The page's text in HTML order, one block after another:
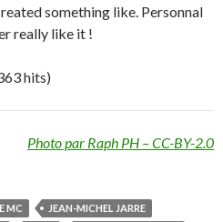
something like. Personnal
really like it !
hits)
Photo par Raph PH – CC-BY-2.0
MC
JEAN-MICHEL JARRE